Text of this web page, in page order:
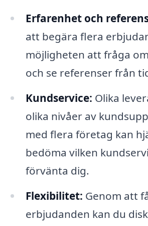
Erfarenhet och
att begära flera
möjligheten att fråga
och se referenser från
Kundservice: Olika
olika nivåer av
med flera företag kan
bedöma vilken
förvänta dig.
Flexibilitet: Genom att
erbjudanden kan du